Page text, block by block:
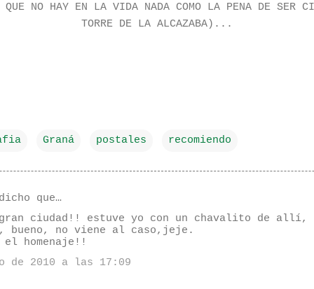
QUE NO HAY EN LA VIDA NADA COMO LA PENA DE SER
TORRE DE LA ALCAZABA)...
Graná postales recomiendo
que…
gran ciudad!! estuve yo con un chavalito de allí,
bueno, no viene al caso,jeje.
el homenaje!!
de 2010 a las 17:09